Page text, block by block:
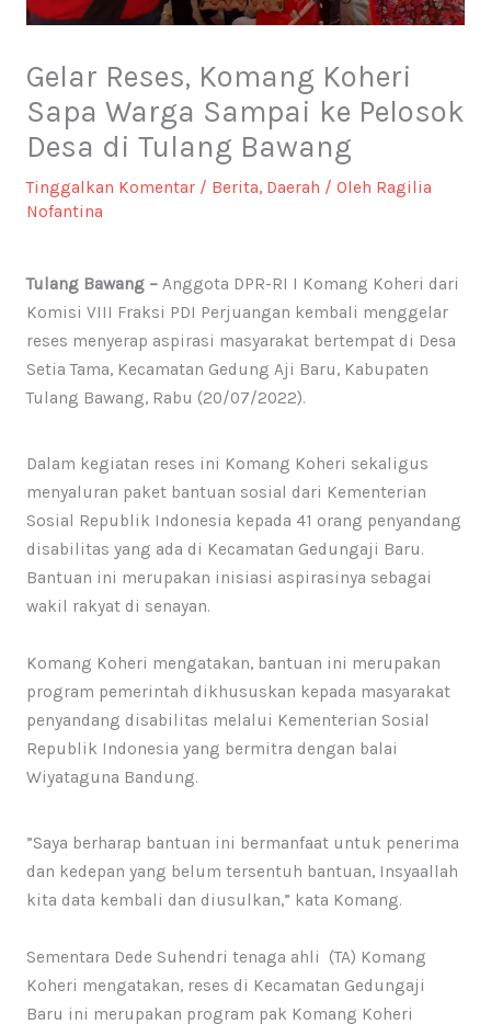
Gelar Reses, Komang Koheri
Sapa Warga Sampai ke Pelosok
Desa di Tulang Bawang
Tinggalkan Komentar / Berita, Daerah / Oleh Ragilia
Nofantina
Tulang Bawang – Anggota DPR-RI I Komang Koheri dari
Komisi VIII Fraksi PDI Perjuangan kembali menggelar
reses menyerap aspirasi masyarakat bertempat di Desa
Setia Tama, Kecamatan Gedung Aji Baru, Kabupaten
Tulang Bawang, Rabu (20/07/2022).
Dalam kegiatan reses ini Komang Koheri sekaligus
menyaluran paket bantuan sosial dari Kementerian
Sosial Republik Indonesia kepada 41 orang penyandang
disabilitas yang ada di Kecamatan Gedungaji Baru.
Bantuan ini merupakan inisiasi aspirasinya sebagai
wakil rakyat di senayan.
Komang Koheri mengatakan, bantuan ini merupakan
program pemerintah dikhususkan kepada masyarakat
penyandang disabilitas melalui Kementerian Sosial
Republik Indonesia yang bermitra dengan balai
Wiyataguna Bandung.
”Saya berharap bantuan ini bermanfaat untuk penerima
dan kedepan yang belum tersentuh bantuan, Insyaallah
kita data kembali dan diusulkan,” kata Komang.
Sementara Dede Suhendri tenaga ahli (TA) Komang
Koheri mengatakan, reses di Kecamatan Gedungaji
Baru ini merupakan program pak Komang Koheri